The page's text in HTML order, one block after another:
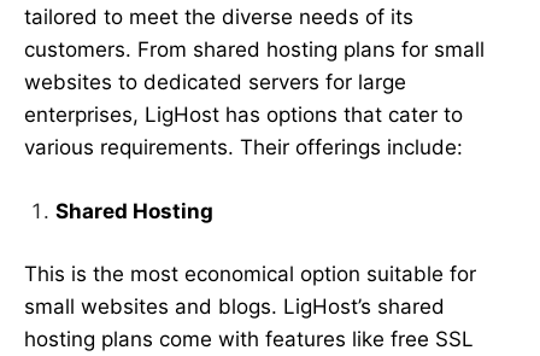
tailored to meet the diverse needs of its
customers. From shared hosting plans for small
websites to dedicated servers for large
enterprises, LigHost has options that cater to
various requirements. Their offerings include:
Shared Hosting
This is the most economical option suitable for
small websites and blogs. LigHost’s shared
hosting plans come with features like free SSL